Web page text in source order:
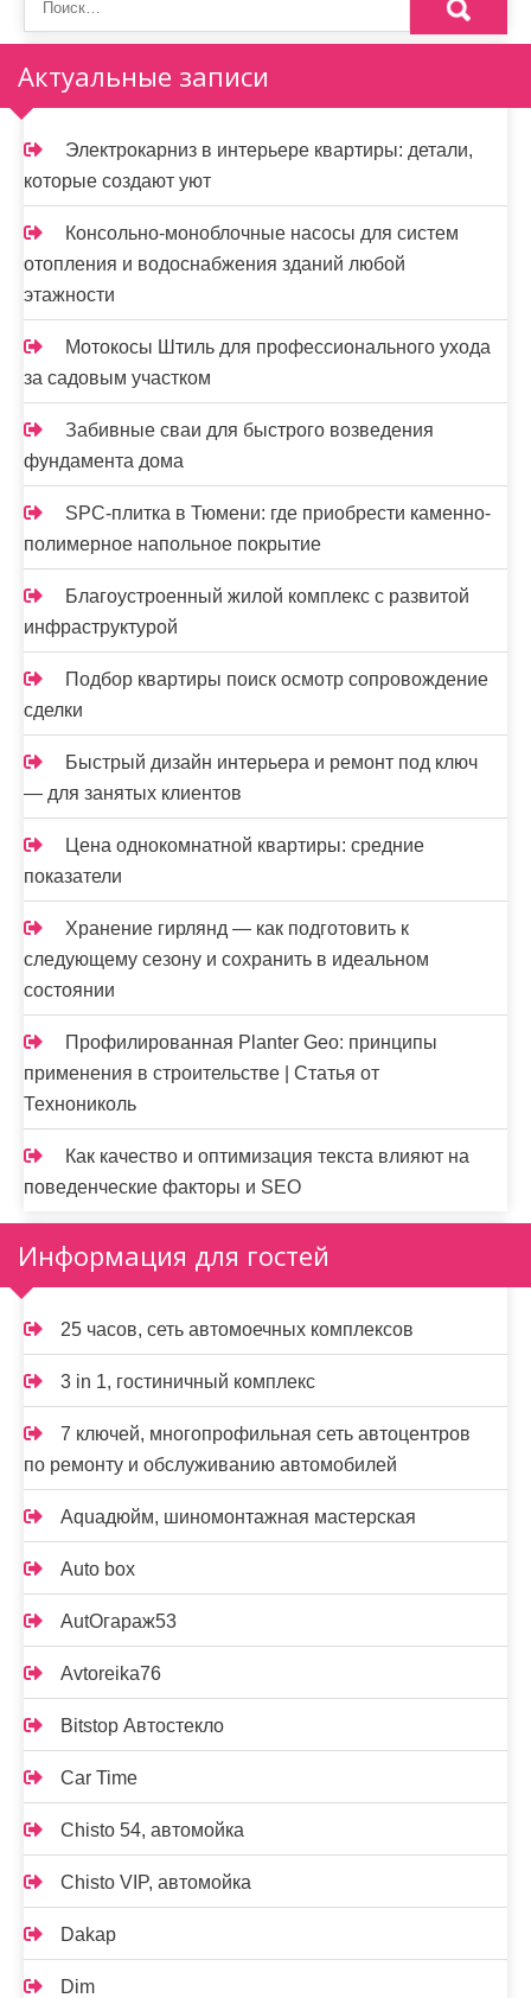
Актуальные записи
Электрокарниз в интерьере квартиры: детали,
которые создают уют
Консольно-моноблочные насосы для систем
отопления и водоснабжения зданий любой
этажности
Мотокосы Штиль для профессионального ухода
за садовым участком
Забивные сваи для быстрого возведения
фундамента дома
SPC-плитка в Тюмени: где приобрести каменно-
полимерное напольное покрытие
Благоустроенный жилой комплекс с развитой
инфраструктурой
Подбор квартиры поиск осмотр сопровождение
сделки
Быстрый дизайн интерьера и ремонт под ключ
— для занятых клиентов
Цена однокомнатной квартиры: средние
показатели
Хранение гирлянд — как подготовить к
следующему сезону и сохранить в идеальном
состоянии
Профилированная Planter Geo: принципы
применения в строительстве | Статья от
Технониколь
Как качество и оптимизация текста влияют на
поведенческие факторы и SEO
Информация для гостей
25 часов, сеть автомоечных комплексов
3 in 1, гостиничный комплекс
7 ключей, многопрофильная сеть автоцентров
по ремонту и обслуживанию автомобилей
Aquaдюйм, шиномонтажная мастерская
Auto box
AutOгараж53
Avtoreika76
Bitstop Автостекло
Car Time
Chisto 54, автомойка
Chisto VIP, автомойка
Dakap
Dim